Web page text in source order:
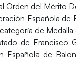
Orden del Mérito
Española de
de
de Francisco
Española de